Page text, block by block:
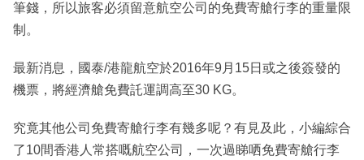
筆錢，所以旅客必須留意航空公司的免費寄艙行李的重量限
制。
最新消息，國泰/港龍航空於2016年9月15日或之後簽發的
機票，將經濟艙免費託運調高至30 KG。
究竟其他公司免費寄艙行李有幾多呢？有見及此，小編綜合
了10間香港人常搭嘅航空公司，一次過睇哂免費寄艙行李